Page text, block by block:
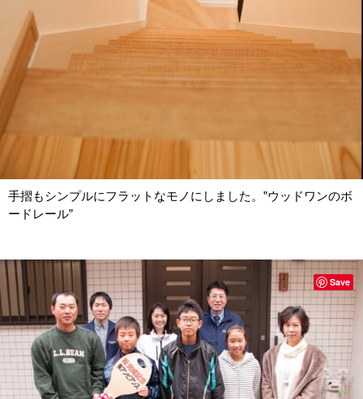
手摺もシンプルにフラットなモノにしました。”ウッドワンのボ
ードレール”
Save